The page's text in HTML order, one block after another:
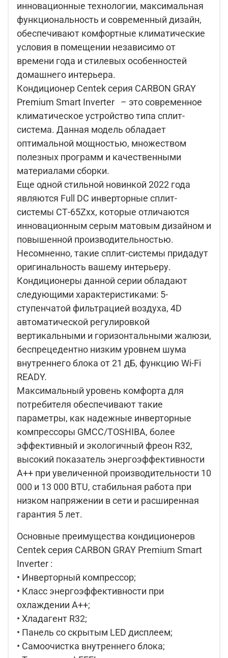
инновационные технологии, максимальная
функциональность и современный дизайн,
обеспечивают комфортные климатические
условия в помещении независимо от
времени года и стилевых особенностей
домашнего интерьера.
Кондиционер Centek серия CARBON GRAY
Premium Smart Inverter – это современное
климатическое устройство типа сплит-
система. Данная модель обладает
оптимальной мощностью, множеством
полезных программ и качественными
материалами сборки.
Еще одной стильной новинкой 2022 года
являются Full DC инверторные сплит-
системы СТ-65Zxx, которые отличаются
инновационным серым матовым дизайном и
повышенной производительностью.
Несомненно, такие сплит-системы придадут
оригинальность вашему интерьеру.
Кондиционеры данной серии обладают
следующими характеристиками: 5-
ступенчатой фильтрацией воздуха, 4D
автоматической регулировкой
вертикальными и горизонтальными жалюзи,
беспрецедентно низким уровнем шума
внутреннего блока от 21 дБ, функцию Wi-Fi
READY.
Максимальный уровень комфорта для
потребителя обеспечивают такие
параметры, как надежные инверторные
компрессоры GMCC/TOSHIBA, более
эффективный и экологичный фреон R32,
высокий показатель энергоэффективности
А++ при увеличенной производительности 10
000 и 13 000 BTU, стабильная работа при
низком напряжении в сети и расширенная
гарантия 5 лет.
Основные преимущества кондиционеров
Centek серия CARBON GRAY Premium Smart
Inverter :
• Инверторный компрессор;
• Класс энергоэффективности при
охлаждении А++;
• Хладагент R32;
• Панель со скрытым LED дисплеем;
• Самоочистка внутреннего блока;